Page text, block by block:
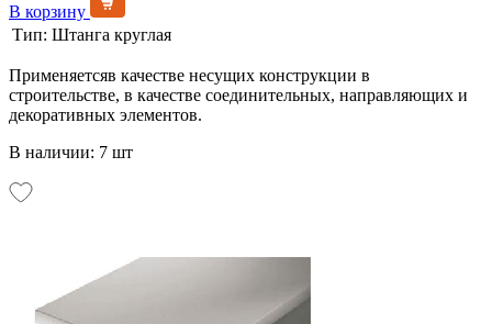
В корзину
Тип: Штанга круглая
Применяетсяв качестве несущих конструкции в
строительстве, в качестве соединительных, направляющих и
декоративных элементов.
В наличии: 7 шт